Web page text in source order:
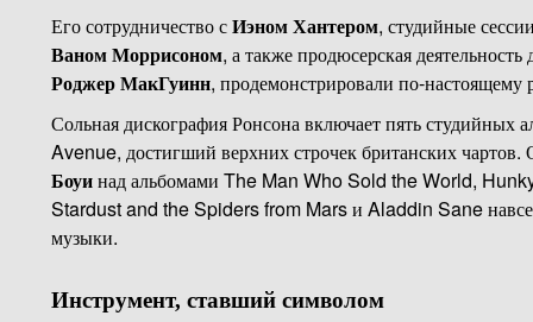
Его сотрудничество сИэном Хантером, студийные
Ваном Моррисоном, а также продюсерская
Роджер МакГуинн, продемонстрировали по-
Сольная дискография Ронсона включает пять
Avenue, достигший верхних строчек британских
Боуинад альбомами The Man Who Sold the World,
Stardust and the Spiders from Mars и Aladdin Sane
музыки.
Инструмент, ставший символом